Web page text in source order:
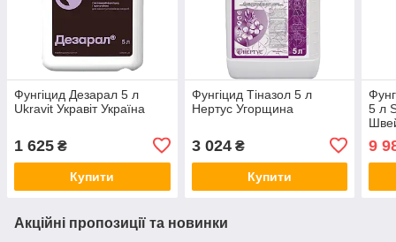
Фунгіцид Дезарал 5 л
Ukravit Укравіт Україна
1 625 ₴
Купити
Фунгіцид Тіназол 5 л
Нертус Угорщина
3 024₴
Купити
5 л
9
Акційні пропозиції та новинки